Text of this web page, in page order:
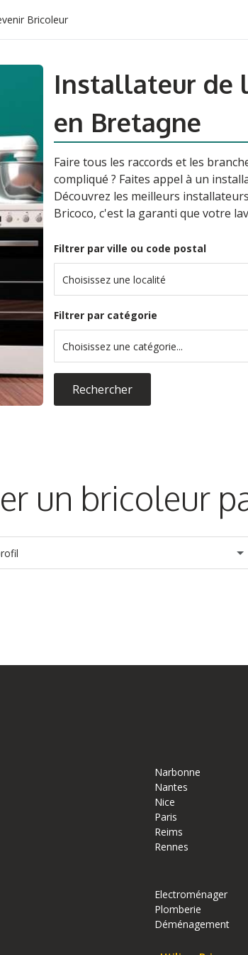
Bricoleur
Installateur de
en Bretagne
Faire tous les raccords et les
compliqué ? Faites appel à un
Découvrez les meilleurs
Bricoco, c'est la garanti que votre
Filtrer par ville ou code postal
Choisissez une localité
Filtrer par catégorie
Choisissez une catégorie...
Rechercher
un bricoleur
Narbonne
Nantes
Nice
Paris
Reims
Rennes
Electroménager
Plomberie
Déménagement